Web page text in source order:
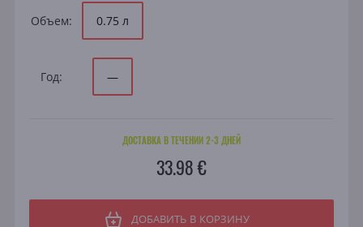
Объем: 0.75 л
Год: —
ДОСТАВКА В ТЕЧЕНИИ 2-3 ДНЕЙ
33.98 €
ДОБАВИТЬ В КОРЗИНУ